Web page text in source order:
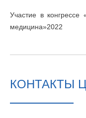
Участие в конгрессе
медицина»2022
КОНТАКТЫ